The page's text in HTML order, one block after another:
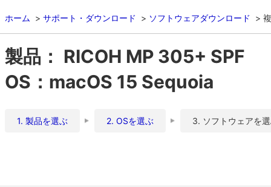
ホーム サポート・ダウンロード ソフトウェアダウンロード
製品： RICOH MP 305+ SPF
OS：macOS 15 Sequoia
1. 製品を選ぶ 2. OSを選ぶ 3. ソフトウェアを